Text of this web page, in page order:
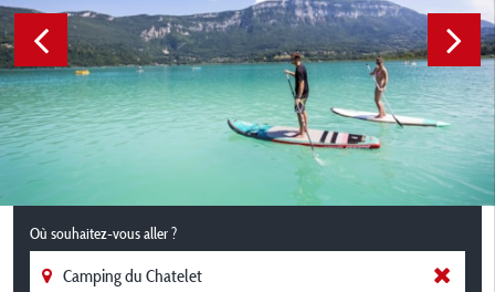
Où souhaitez-vous aller ?